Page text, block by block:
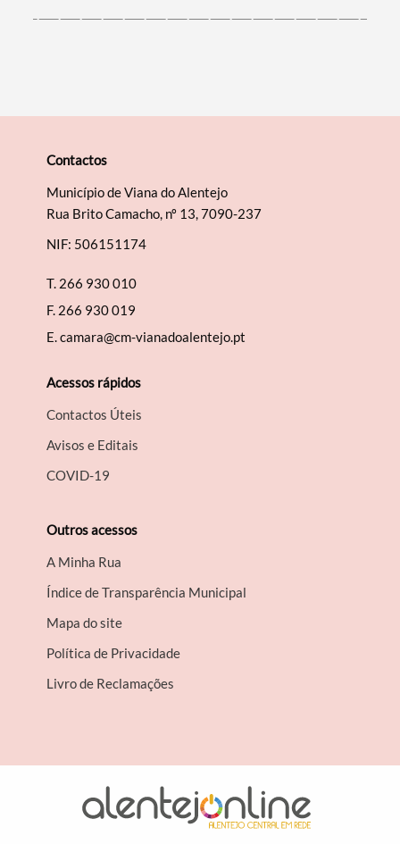
Contactos
Município de Viana do Alentejo
Rua Brito Camacho, nº 13, 7090-237
NIF: 506151174
T. 266 930 010
F. 266 930 019
E.camara@cm-vianadoalentejo.pt
Acessos rápidos
Contactos Úteis
Avisos e Editais
COVID-19
Outros acessos
A Minha Rua
Índice de Transparência Municipal
Mapa do site
Política de Privacidade
Livro de Reclamações